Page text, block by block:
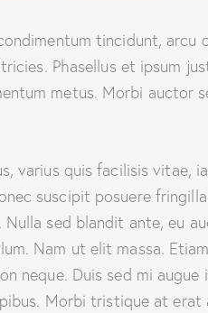
tincidunt, arcu
Phasellus et ipsum
metus. Morbi auctor
varius quis facilisis vitae,
suscipit posuere
sed blandit ante, eu
Nam ut elit massa.
neque. Duis sed mi
Morbi tristique at